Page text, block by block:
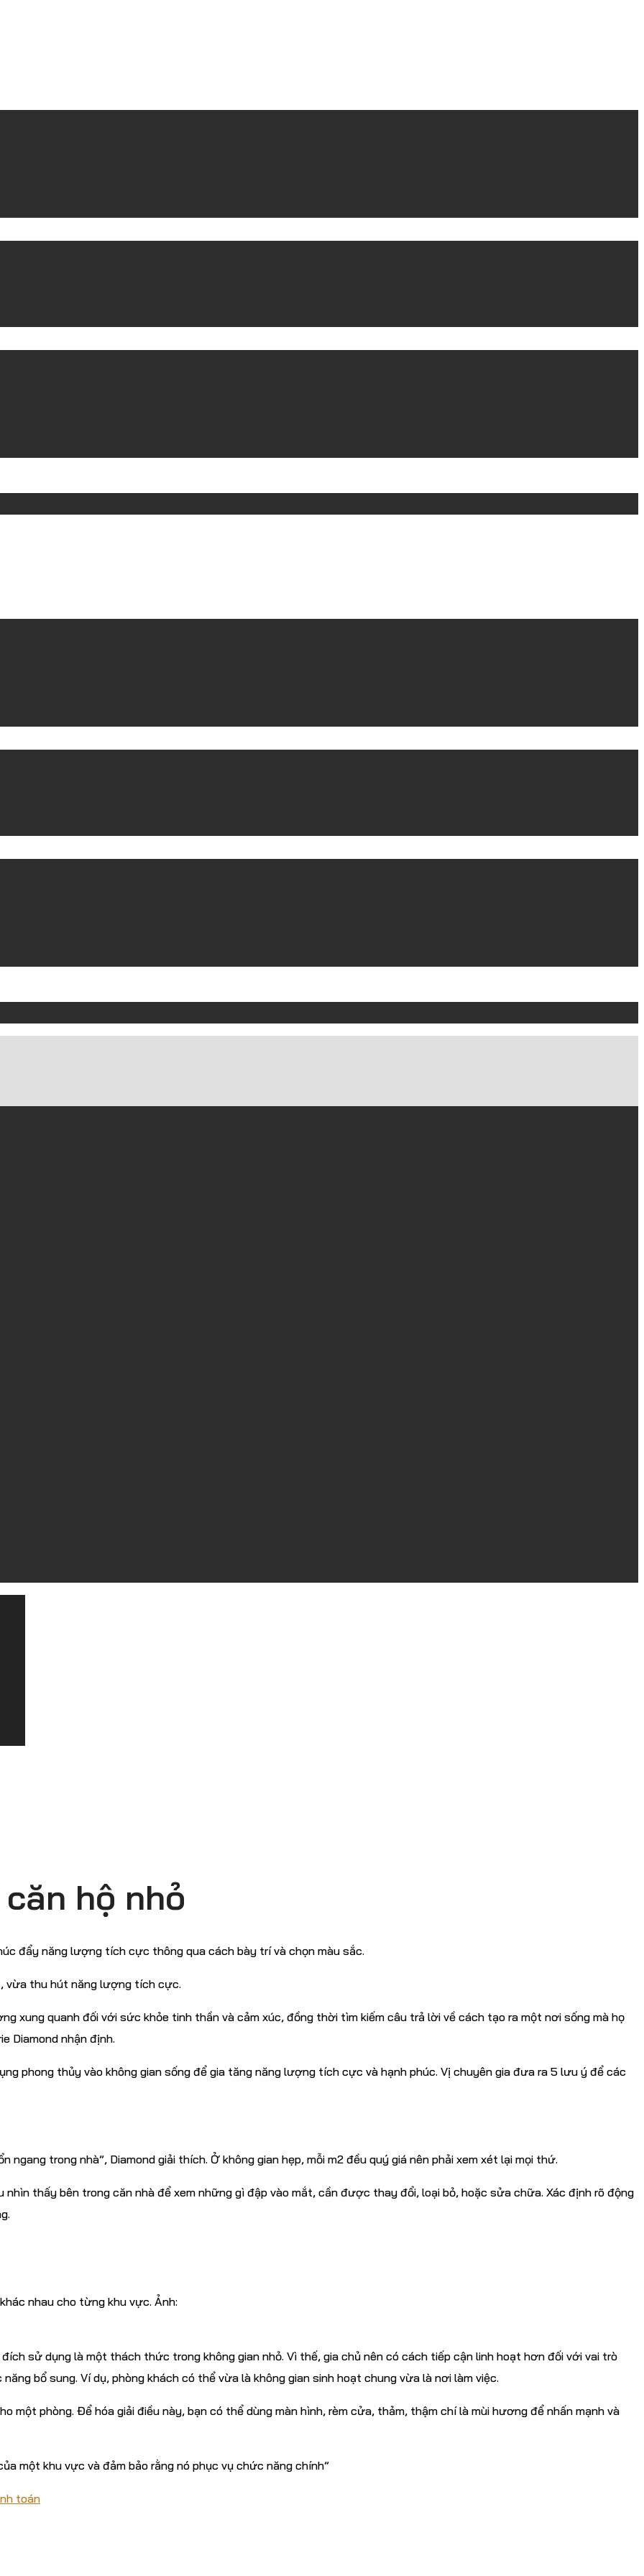
hộ nhỏ
đẩy năng lượng tích cực thông qua cách bày trí và chọn màu sắc.
vừa thu hút năng lượng tích cực.
xung quanh đối với sức khỏe tinh thần và cảm xúc, đồng thời tìm kiếm câu trả lời về cách tạo ra một nơi sống mà họ
Diamond nhận định.
phong thủy vào không gian sống để gia tăng năng lượng tích cực và hạnh phúc. Vị chuyên gia đưa ra 5 lưu ý để các
trong nhà”, Diamond giải thích. Ở không gian hẹp, mỗi m2 đều quý giá nên phải xem xét lại mọi thứ.
thấy bên trong căn nhà để xem những gì đập vào mắt, cần được thay đổi, loại bỏ, hoặc sửa chữa. Xác định rõ động
nhau cho từng khu vực. Ảnh:
sử dụng là một thách thức trong không gian nhỏ. Vì thế, gia chủ nên có cách tiếp cận linh hoạt hơn đối với vai trò
bổ sung. Ví dụ, phòng khách có thể vừa là không gian sinh hoạt chung vừa là nơi làm việc.
một phòng. Để hóa giải điều này, bạn có thể dùng màn hình, rèm cửa, thảm, thậm chí là mùi hương để nhấn mạnh và
một khu vực và đảm bảo rằng nó phục vụ chức năng chính”
toán